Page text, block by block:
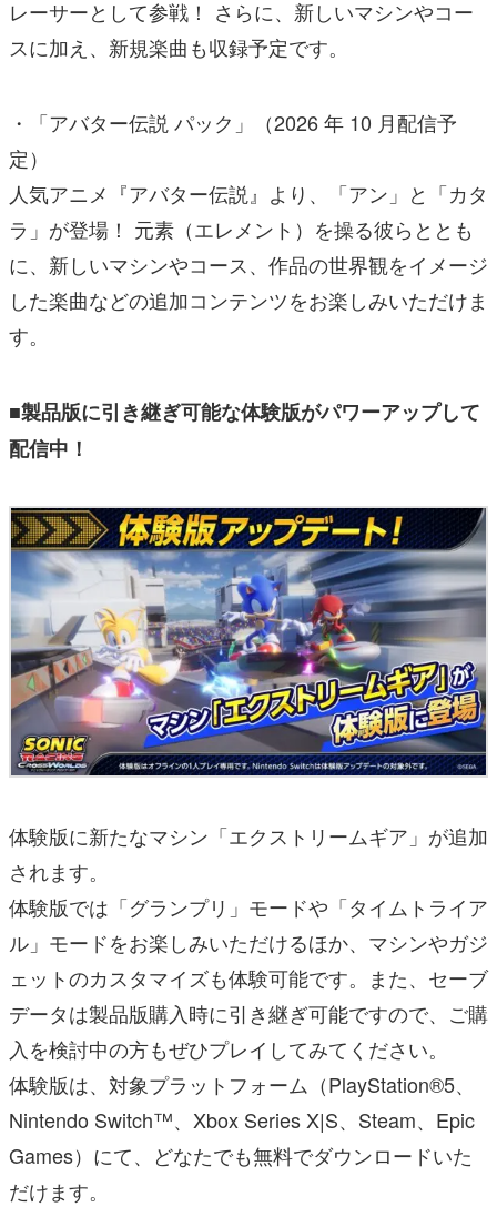
レーサーとして参戦！ さらに、新しいマシンやコー
スに加え、新規楽曲も収録予定です。
・「アバター伝説 パック」（2026 年 10 月配信予
定）
人気アニメ『アバター伝説』より、「アン」と「カタ
ラ」が登場！ 元素（エレメント）を操る彼らととも
に、新しいマシンやコース、作品の世界観をイメージ
した楽曲などの追加コンテンツをお楽しみいただけま
す。
■製品版に引き継ぎ可能な体験版がパワーアップして
配信中！
体験版に新たなマシン「エクストリームギア」が追加
されます。
体験版では「グランプリ」モードや「タイムトライア
ル」モードをお楽しみいただけるほか、マシンやガジ
ェットのカスタマイズも体験可能です。また、セーブ
データは製品版購入時に引き継ぎ可能ですので、ご購
入を検討中の方もぜひプレイしてみてください。
体験版は、対象プラットフォーム（PlayStation®5、
Nintendo Switch™、Xbox Series X|S、Steam、Epic
Games）にて、どなたでも無料でダウンロードいた
だけます。